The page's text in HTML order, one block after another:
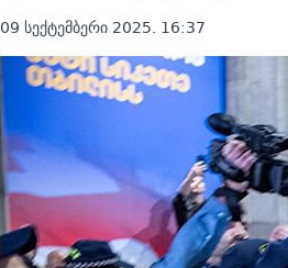
09 სექტემბერი 2025. 16:37